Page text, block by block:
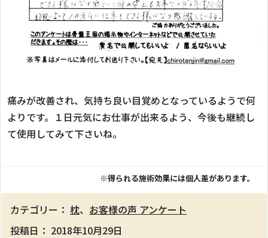
痛みが改善され、気持ち良い目覚めとなっているようで何
よりです。１日元気にお仕事が出来るよう、今後も継続し
て使用してみて下さいね。
※得られる施術効果には個人差があります。
カテゴリー： 枕、 お客様の声 アンケート
投稿日： 2018年10月29日